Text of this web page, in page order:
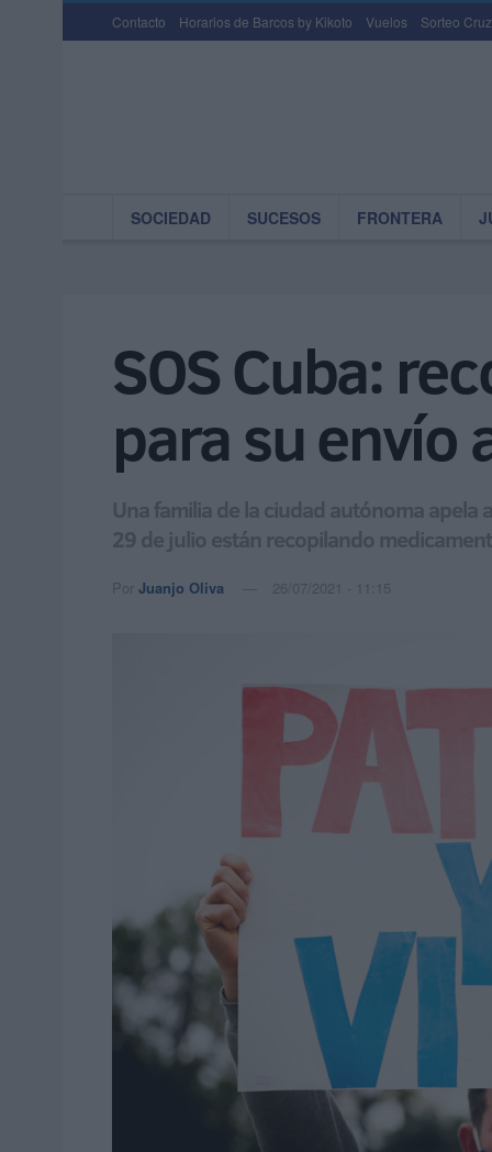
Contacto Horarios de Barcos by Kikoto Vuelos Sorteo
SOCIEDAD SUCESOS FRONTERA
SOS Cuba:
para su envío
Una familia de la ciudad autónoma apela
29 de julio están recopilando
Por Juanjo Oliva 26/07/2021 - 11:15